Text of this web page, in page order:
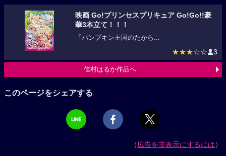
映画 Go!プリンセスプリキュア Go!Go!!豪
華3本立て！！！
「パンプキン王国のたから...
★★★☆☆ 3
佳村はるか作品へ
このページをシェアする
（広告を非表示にするには）